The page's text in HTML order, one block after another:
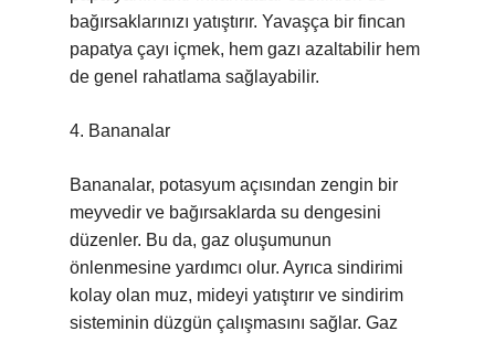
bağırsaklarınızı yatıştırır. Yavaşça bir fincan
papatya çayı içmek, hem gazı azaltabilir hem
de genel rahatlama sağlayabilir.
4. Bananalar
Bananalar, potasyum açısından zengin bir
meyvedir ve bağırsaklarda su dengesini
düzenler. Bu da, gaz oluşumunun
önlenmesine yardımcı olur. Ayrıca sindirimi
kolay olan muz, mideyi yatıştırır ve sindirim
sisteminin düzgün çalışmasını sağlar. Gaz